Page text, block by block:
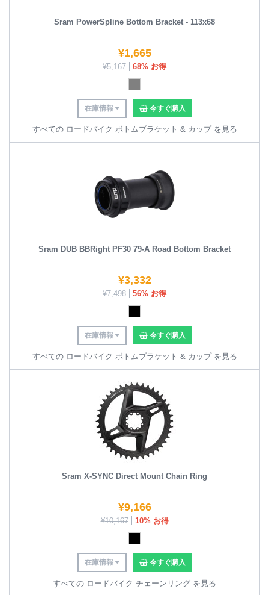
Sram PowerSpline Bottom Bracket - 113x68
¥1,665
¥5,167 68% お得
在庫情報 今すぐ購入
すべての ロードバイク ボトムブラケット & カップ を見る
Sram DUB BBRight PF30 79-A Road Bottom Bracket
¥3,332
¥7,498 56% お得
在庫情報 今すぐ購入
すべての ロードバイク ボトムブラケット & カップ を見る
Sram X-SYNC Direct Mount Chain Ring
¥9,166
¥10,167 10% お得
在庫情報 今すぐ購入
すべての ロードバイク チェーンリング を見る